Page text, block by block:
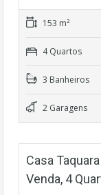
153 m²
4 Quartos
3 Banheiros
2 Garagens
Casa
Venda, 4